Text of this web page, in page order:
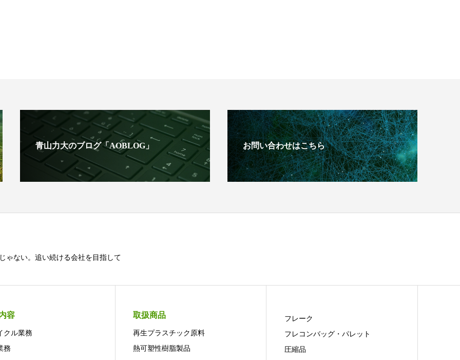
青山力大のブログ「AOBLOG」 お問い合わせはこちら
ゃない。追い続ける会社を目指して
容
クル業務
務
取扱商品
再生プラスチック原料
熱可塑性樹脂製品
フレーク
フレコンバッグ・パレット
圧縮品